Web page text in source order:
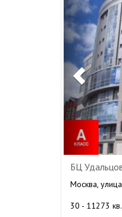
БЦ
Москва,
30 - 11273